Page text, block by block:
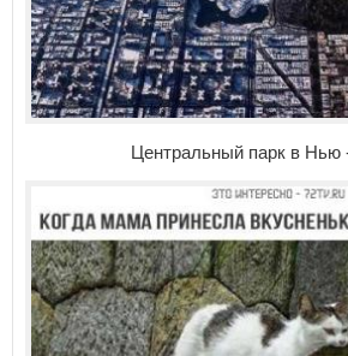
Центральный парк в Нью